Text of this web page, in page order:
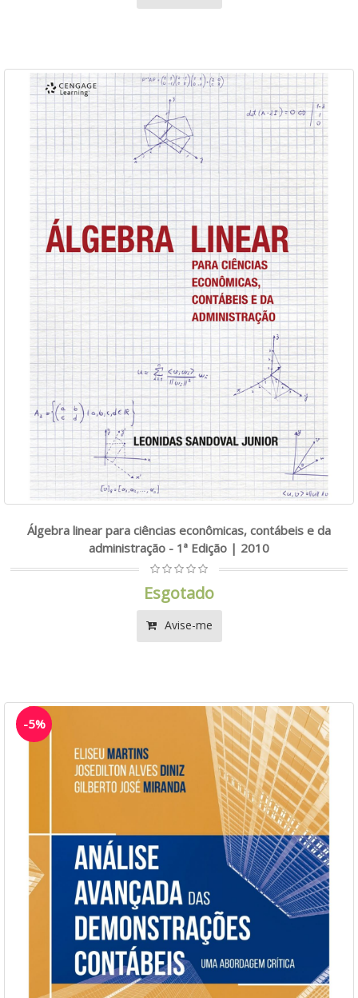
Álgebra linear para ciências econômicas, contábeis e da
administração - 1ª Edição | 2010
Esgotado
Avise-me
-5%